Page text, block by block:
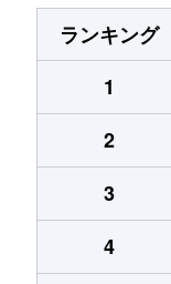
ランキング
1
2
3
4